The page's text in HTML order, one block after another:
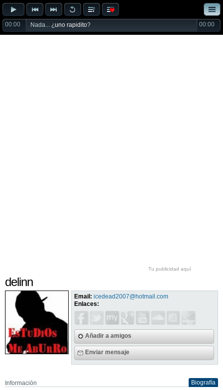
00:00 Nada... ¿uno rapidito? 00:00
Tu publicidad aquí
delinn
Email: icedead2007@hotmail.com
Enlaces:
Añadir a amigos
Enviar mensaje
Información
Biografía